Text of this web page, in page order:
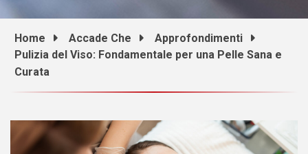
Home Accade Che
Approfondimenti
Pulizia del Viso: Fondamentale per una Pelle Sana e
Curata